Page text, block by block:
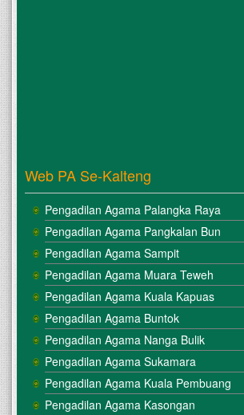
Web PA Se-Kalteng
Pengadilan Agama Palangka Raya
Pengadilan Agama Pangkalan Bun
Pengadilan Agama Sampit
Pengadilan Agama Muara Teweh
Pengadilan Agama Kuala Kapuas
Pengadilan Agama Buntok
Pengadilan Agama Nanga Bulik
Pengadilan Agama Sukamara
Pengadilan Agama Kuala Pembuang
Pengadilan Agama Kasongan